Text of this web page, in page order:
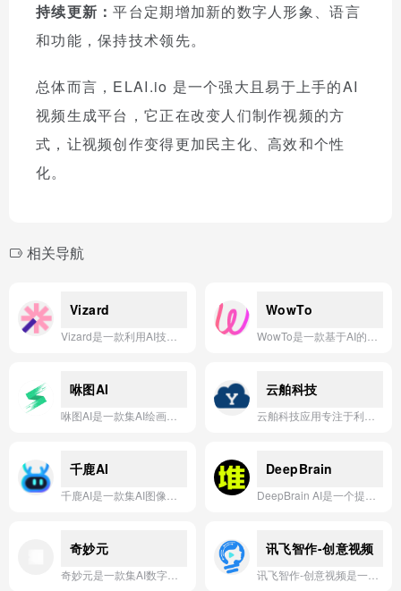
持续更新：平台定期增加新的数字人形象、语言
和功能，保持技术领先。
总体而言，ELAI.io 是一个强大且易于上手的AI
视频生成平台，它正在改变人们制作视频的方
式，让视频创作变得更加民主化、高效和个性
化。
相关导航
Vizard WowTo
咻图AI 云舶科技
千鹿AI DeepBrain
奇妙元 讯飞智作-创意视频